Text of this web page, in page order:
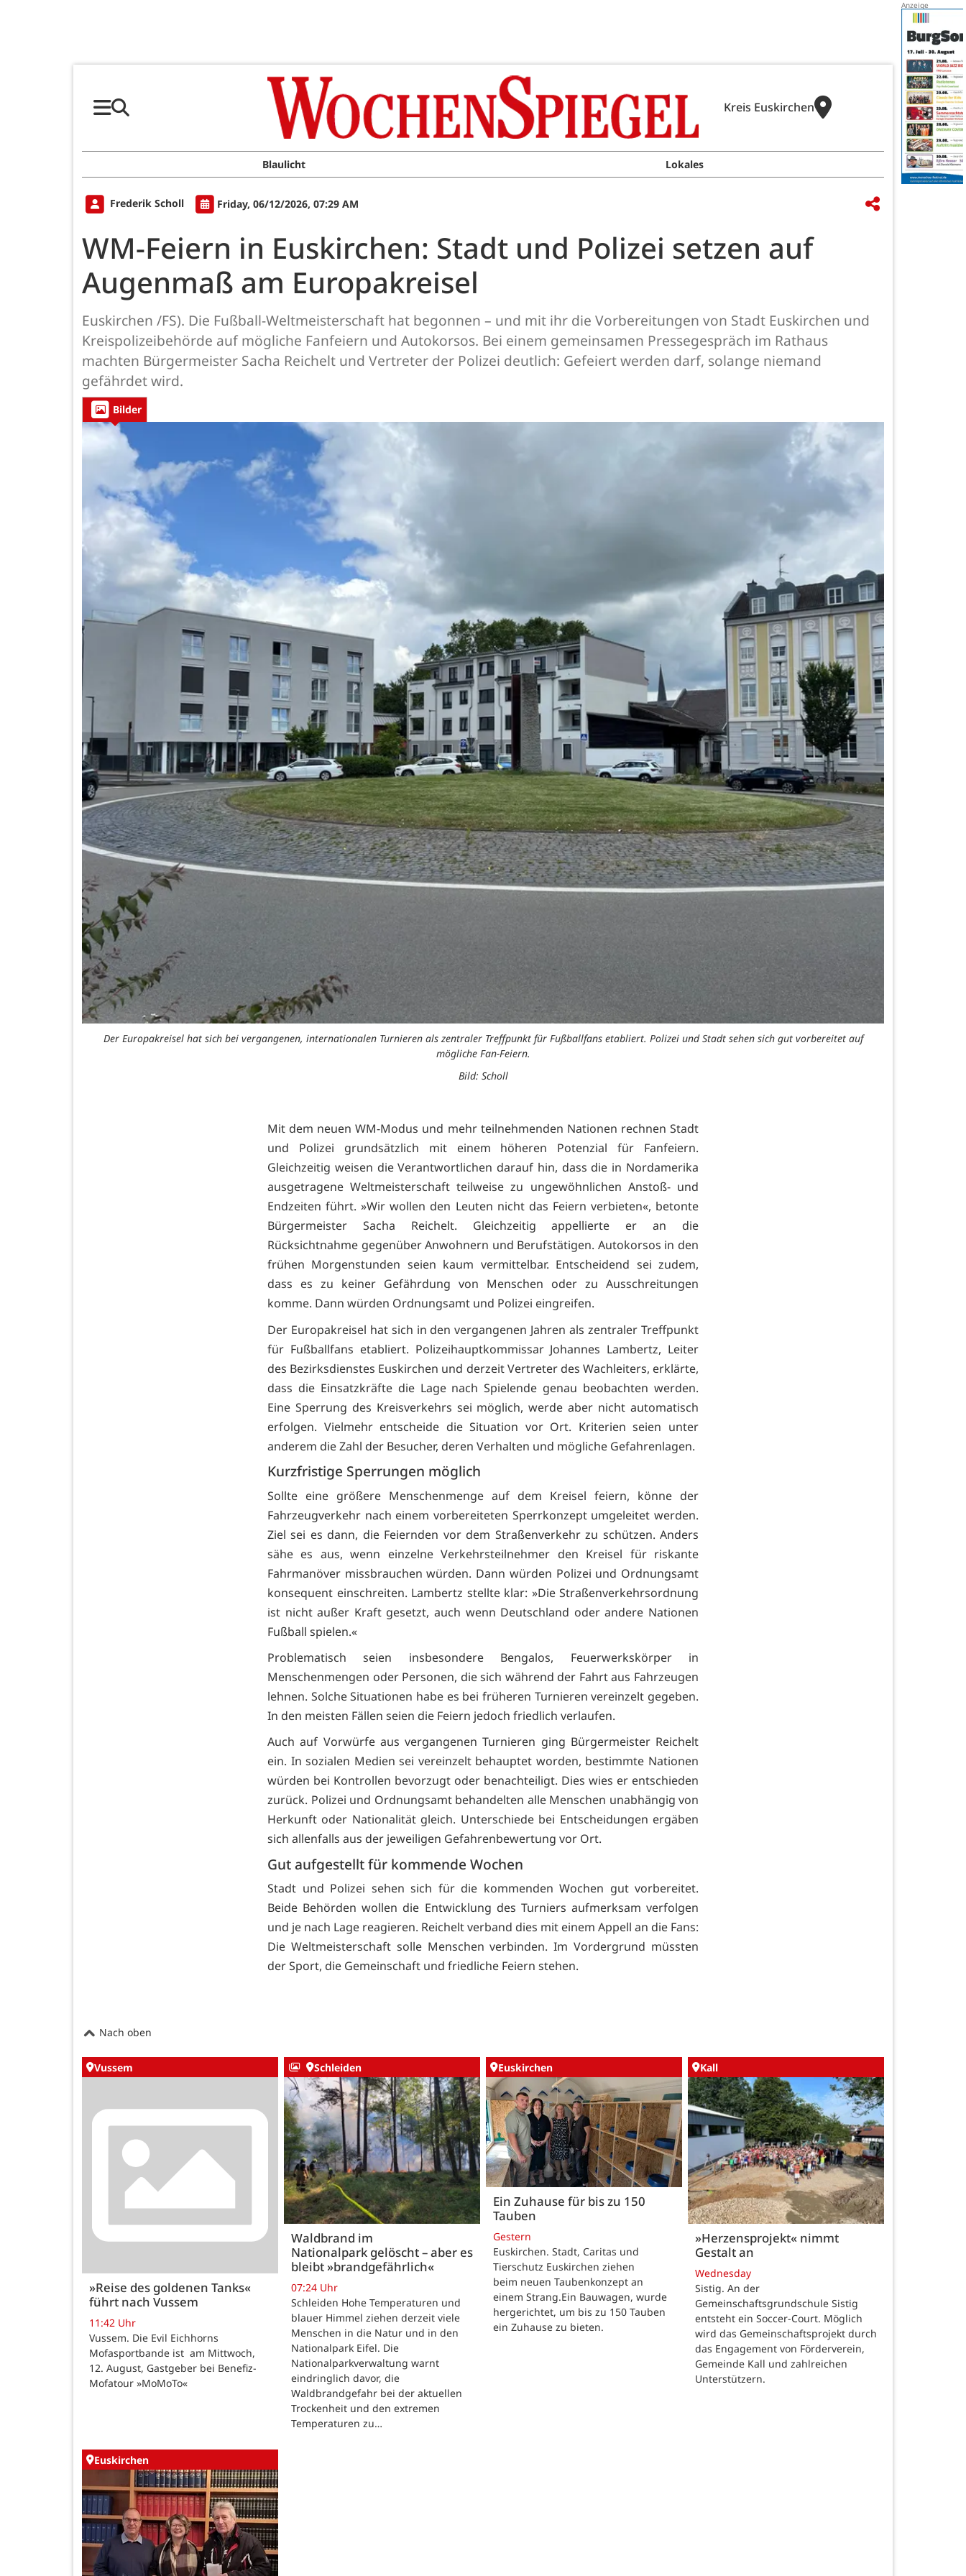
Kreis Euskirchen
Blaulicht Lokales
Frederik Scholl Friday, 06/12/2026, 07:29 AM
WM-Feiern in Euskirchen: Stadt und Polizei setzen auf
Augenmaß am Europakreisel
Euskirchen /FS). Die Fußball-Weltmeisterschaft hat begonnen – und mit ihr die Vorbereitungen von Stadt Euskirchen und
Kreispolizeibehörde auf mögliche Fanfeiern und Autokorsos. Bei einem gemeinsamen Pressegespräch im Rathaus
machten Bürgermeister Sacha Reichelt und Vertreter der Polizei deutlich: Gefeiert werden darf, solange niemand
gefährdet wird.
Bilder
Der Europakreisel hat sich bei vergangenen, internationalen Turnieren als zentraler Treffpunkt für Fußballfans etabliert. Polizei und Stadt sehen sich gut vorbereitet auf
mögliche Fan-Feiern.
Bild: Scholl
Mit dem neuen WM-Modus und mehr teilnehmenden Nationen rechnen Stadt
und Polizei grundsätzlich mit einem höheren Potenzial für Fanfeiern.
Gleichzeitig weisen die Verantwortlichen darauf hin, dass die in Nordamerika
ausgetragene Weltmeisterschaft teilweise zu ungewöhnlichen Anstoß- und
Endzeiten führt. »Wir wollen den Leuten nicht das Feiern verbieten«, betonte
Bürgermeister Sacha Reichelt. Gleichzeitig appellierte er an die
Rücksichtnahme gegenüber Anwohnern und Berufstätigen. Autokorsos in den
frühen Morgenstunden seien kaum vermittelbar. Entscheidend sei zudem,
dass es zu keiner Gefährdung von Menschen oder zu Ausschreitungen
komme. Dann würden Ordnungsamt und Polizei eingreifen.
Der Europakreisel hat sich in den vergangenen Jahren als zentraler Treffpunkt
für Fußballfans etabliert. Polizeihauptkommissar Johannes Lambertz, Leiter
des Bezirksdienstes Euskirchen und derzeit Vertreter des Wachleiters, erklärte,
dass die Einsatzkräfte die Lage nach Spielende genau beobachten werden.
Eine Sperrung des Kreisverkehrs sei möglich, werde aber nicht automatisch
erfolgen. Vielmehr entscheide die Situation vor Ort. Kriterien seien unter
anderem die Zahl der Besucher, deren Verhalten und mögliche Gefahrenlagen.
Kurzfristige Sperrungen möglich
Sollte eine größere Menschenmenge auf dem Kreisel feiern, könne der
Fahrzeugverkehr nach einem vorbereiteten Sperrkonzept umgeleitet werden.
Ziel sei es dann, die Feiernden vor dem Straßenverkehr zu schützen. Anders
sähe es aus, wenn einzelne Verkehrsteilnehmer den Kreisel für riskante
Fahrmanöver missbrauchen würden. Dann würden Polizei und Ordnungsamt
konsequent einschreiten. Lambertz stellte klar: »Die Straßenverkehrsordnung
ist nicht außer Kraft gesetzt, auch wenn Deutschland oder andere Nationen
Fußball spielen.«
Problematisch seien insbesondere Bengalos, Feuerwerkskörper in
Menschenmengen oder Personen, die sich während der Fahrt aus Fahrzeugen
lehnen. Solche Situationen habe es bei früheren Turnieren vereinzelt gegeben.
In den meisten Fällen seien die Feiern jedoch friedlich verlaufen.
Auch auf Vorwürfe aus vergangenen Turnieren ging Bürgermeister Reichelt
ein. In sozialen Medien sei vereinzelt behauptet worden, bestimmte Nationen
würden bei Kontrollen bevorzugt oder benachteiligt. Dies wies er entschieden
zurück. Polizei und Ordnungsamt behandelten alle Menschen unabhängig von
Herkunft oder Nationalität gleich. Unterschiede bei Entscheidungen ergäben
sich allenfalls aus der jeweiligen Gefahrenbewertung vor Ort.
Gut aufgestellt für kommende Wochen
Stadt und Polizei sehen sich für die kommenden Wochen gut vorbereitet.
Beide Behörden wollen die Entwicklung des Turniers aufmerksam verfolgen
und je nach Lage reagieren. Reichelt verband dies mit einem Appell an die Fans:
Die Weltmeisterschaft solle Menschen verbinden. Im Vordergrund müssten
der Sport, die Gemeinschaft und friedliche Feiern stehen.
Nach oben
Vussem
»Reise des goldenen Tanks«
führt nach Vussem
11:42 Uhr
Vussem. Die Evil Eichhorns
Mofasportbande ist am Mittwoch,
12. August, Gastgeber bei Benefiz-
Mofatour »MoMoTo«
Schleiden
Waldbrand im
Nationalpark gelöscht – aber es
bleibt »brandgefährlich«
07:24 Uhr
Schleiden Hohe Temperaturen und
blauer Himmel ziehen derzeit viele
Menschen in die Natur und in den
Nationalpark Eifel. Die
Nationalparkverwaltung warnt
eindringlich davor, die
Waldbrandgefahr bei der aktuellen
Trockenheit und den extremen
Temperaturen zu…
Euskirchen
Ein Zuhause für bis zu 150
Tauben
Gestern
Euskirchen. Stadt, Caritas und
Tierschutz Euskirchen ziehen
beim neuen Taubenkonzept an
einem Strang.Ein Bauwagen, wurde
hergerichtet, um bis zu 150 Tauben
ein Zuhause zu bieten.
Kall
»Herzensprojekt« nimmt
Gestalt an
Wednesday
Sistig. An der
Gemeinschaftsgrundschule Sistig
entsteht ein Soccer-Court. Möglich
wird das Gemeinschaftsprojekt durch
das Engagement von Förderverein,
Gemeinde Kall und zahlreichen
Unterstützern.
Euskirchen